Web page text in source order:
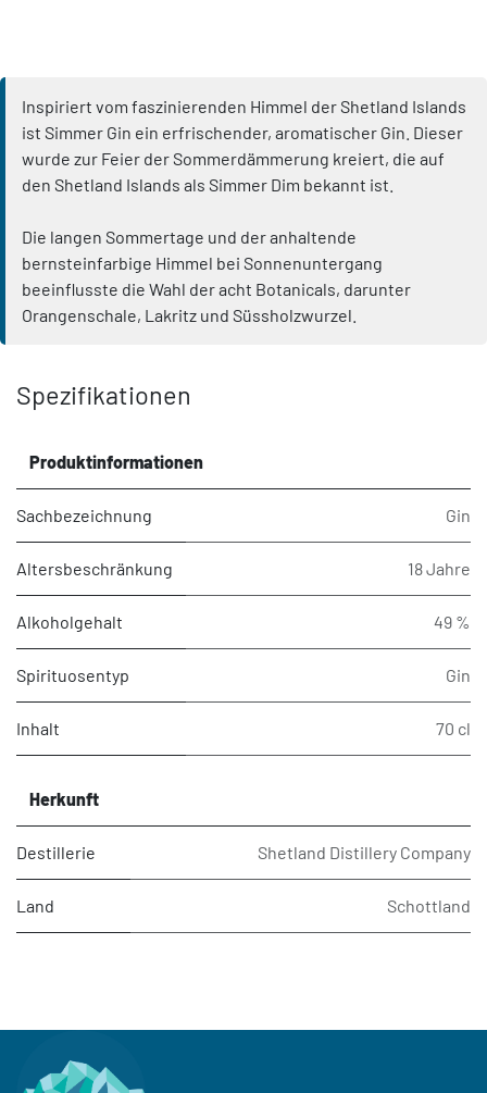
Inspiriert vom faszinierenden Himmel der Shetland Islands
ist Simmer Gin ein erfrischender, aromatischer Gin. Dieser
wurde zur Feier der Sommerdämmerung kreiert, die auf
den Shetland Islands als Simmer Dim bekannt ist.
Die langen Sommertage und der anhaltende
bernsteinfarbige Himmel bei Sonnenuntergang
beeinflusste die Wahl der acht Botanicals, darunter
Orangenschale, Lakritz und Süssholzwurzel.
Spezifikationen
Produktinformationen
Sachbezeichnung Gin
Altersbeschränkung 18 Jahre
Alkoholgehalt 49 %
Spirituosentyp Gin
Inhalt 70 cl
Herkunft
Destillerie Shetland Distillery Company
Land Schottland